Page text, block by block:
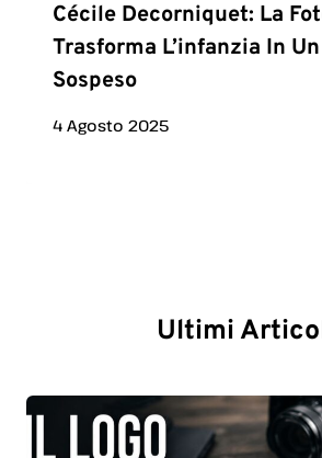
Cécile Decorniquet: La
Trasforma L’infanzia In
Sospeso
4 Agosto 2025
Ultimi